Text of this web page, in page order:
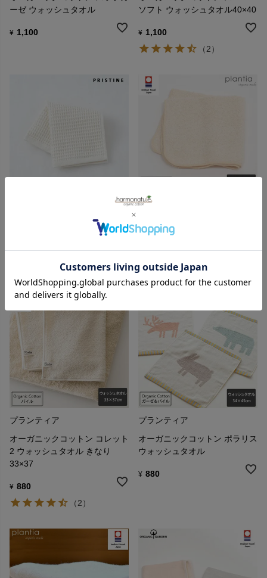
ーゼ ウォッシュタオル
¥ 1,100
ソフト ウォッシュタオル40×40
¥ 1,100
（2）
オーガニックコットン ワッフル
ウォッシュタオル 32×35
プランティア
オーガニックコットン 癒し ウ
ォッシュタオル 30×30
プランティア
オーガニックコットン コレット
2 ウォッシュタオル きなり
33×37
¥ 880
（2）
プランティア
オーガニックコットン ポラリス
ウォッシュタオル
¥ 880